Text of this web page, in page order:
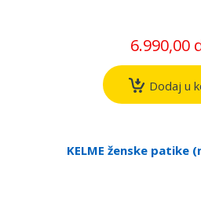
6.990,00
Dodaj u
KELME ženske patike